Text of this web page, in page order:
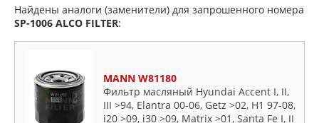
Найдены аналоги (заменители) для запрошенного номера
SP-1006 ALCO FILTER:
MANN W81180
Фильтр масляный Hyundai Accent I, II,
III >94, Elantra 00-06, Getz >02, H1 97-08,
i20 >09, i30 >09, Matrix >01, Santa Fe I, II